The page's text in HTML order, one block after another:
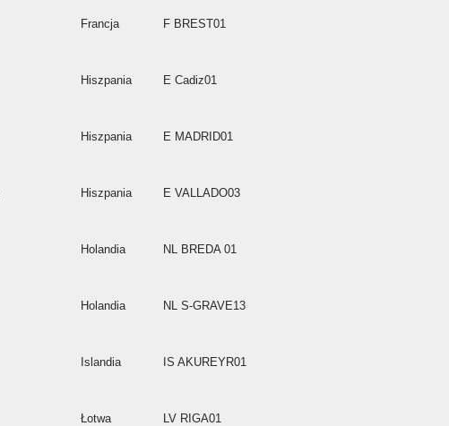
Francja F BREST01
Hiszpania E Cadiz01
Hiszpania E MADRID01
Hiszpania E VALLADO03
Holandia NL BREDA 01
Holandia NL S-GRAVE13
Islandia IS AKUREYR01
Łotwa LV RIGA01